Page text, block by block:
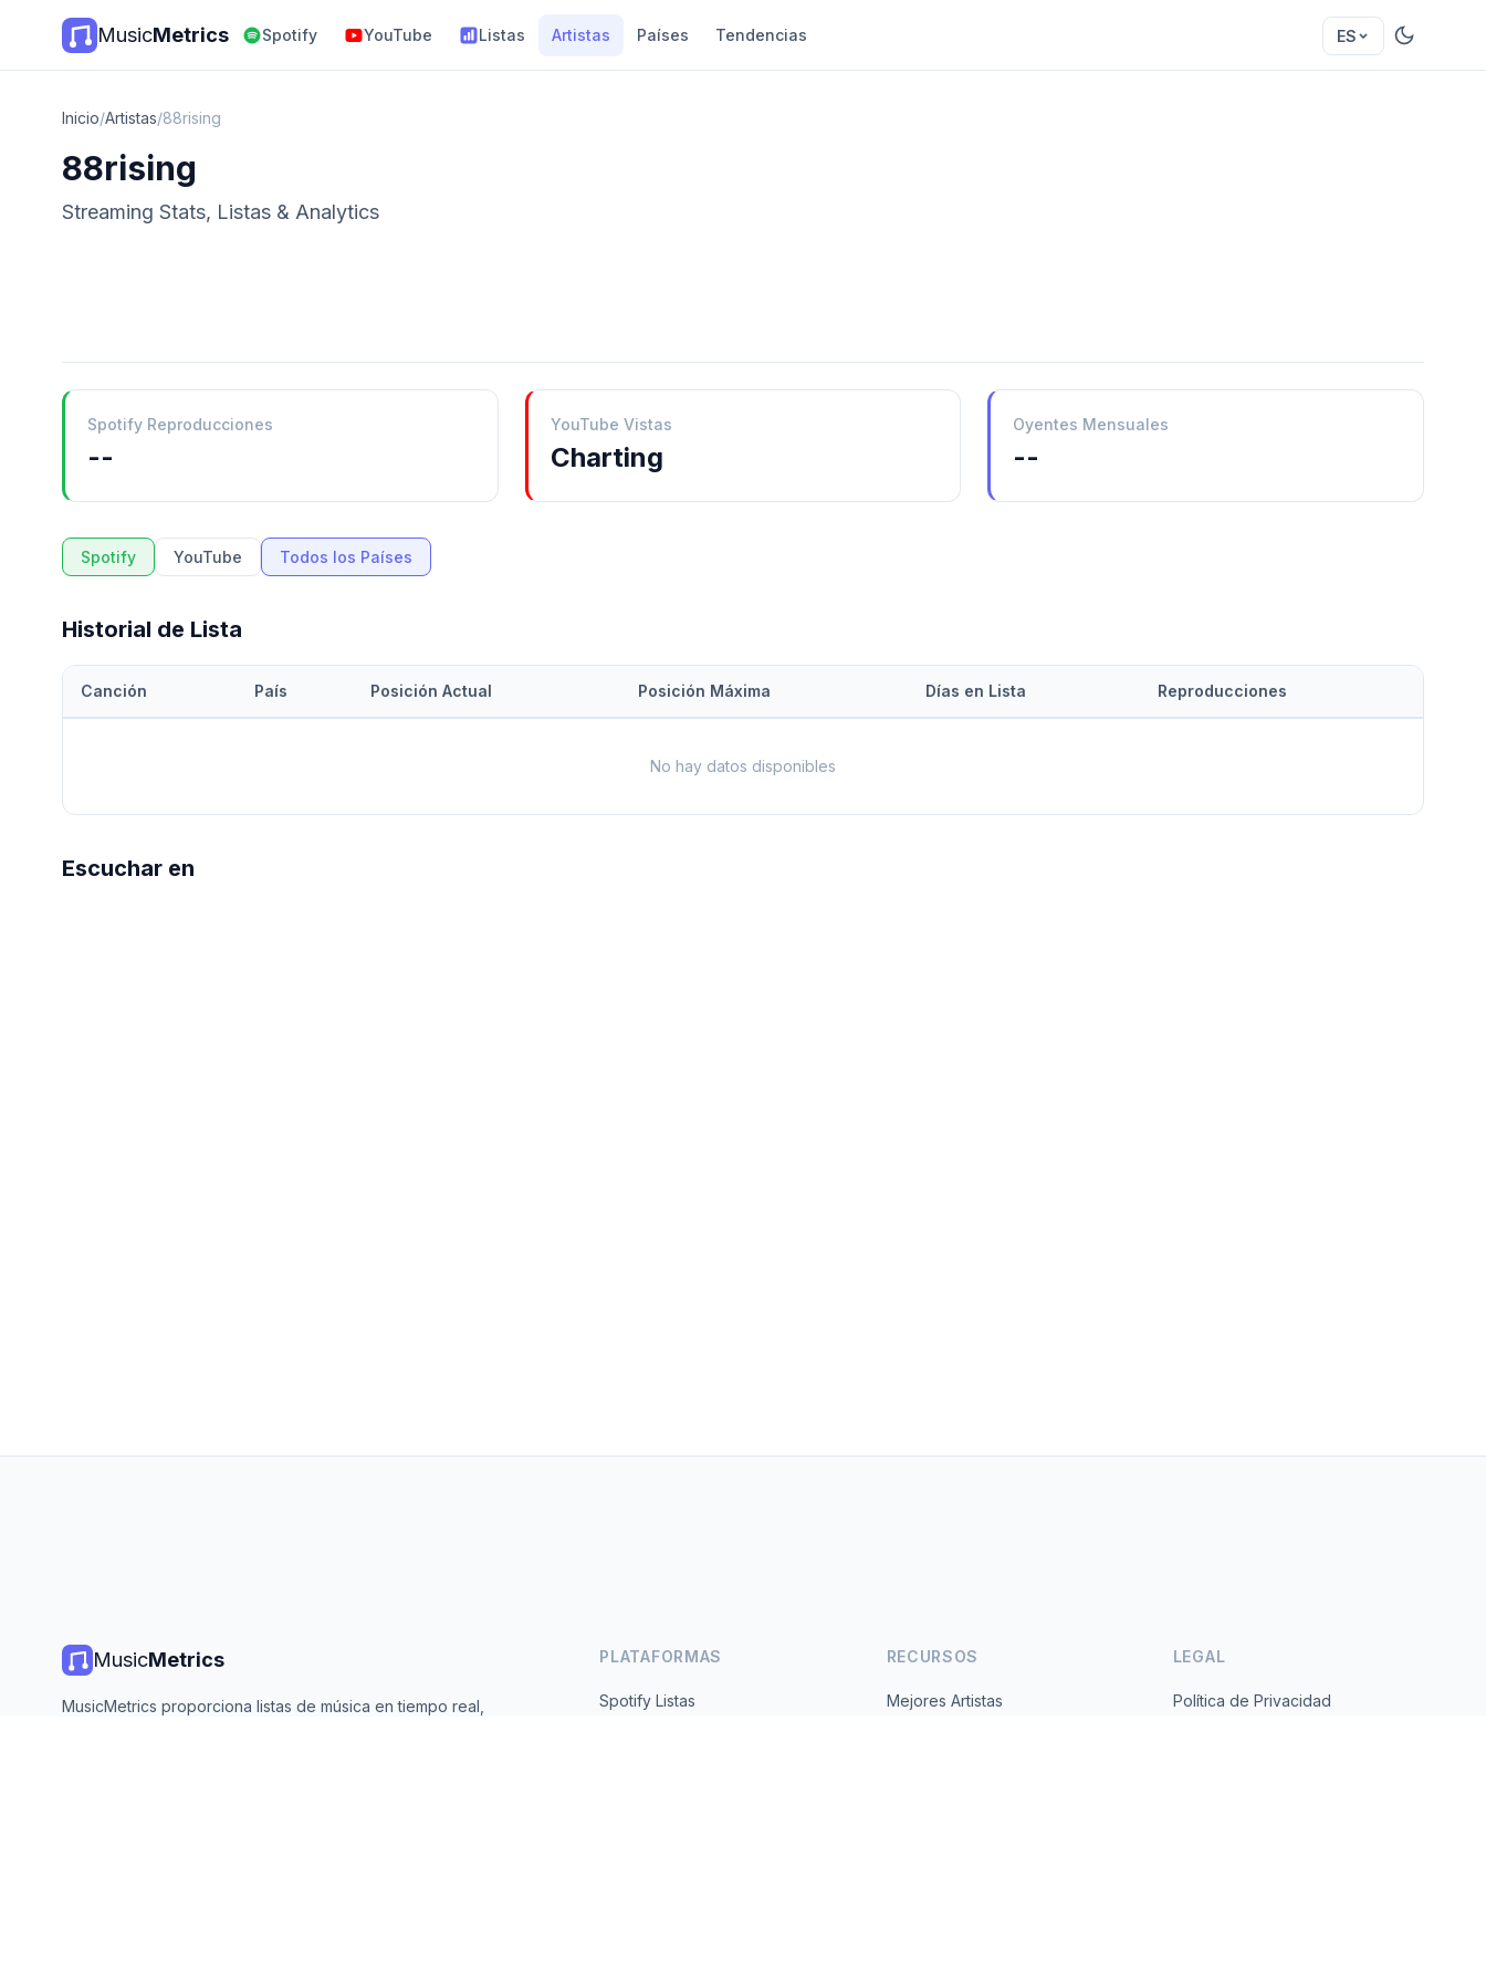
MusicMetrics Spotify YouTube Listas Artistas Países Tendencias ES
Inicio/Artistas/88rising
88rising
Streaming Stats, Listas & Analytics
Spotify Reproducciones
--
YouTube Vistas
Charting
Oyentes Mensuales
--
Spotify YouTube Todos los Países
Historial de Lista
Canción País Posición Actual Posición Máxima Días en Lista Reproducciones
No hay datos disponibles
Escuchar en
MusicMetrics
MusicMetrics proporciona listas de música en tiempo real,
PLATAFORMAS
Spotify Listas
RECURSOS
Mejores Artistas
LEGAL
Política de Privacidad